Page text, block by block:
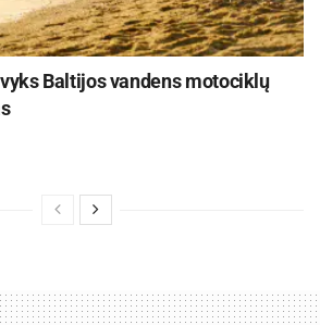
komandą sudaro Dalia
Simonaitytė, Vytautas
Bespalovas.
Baltijos vandens motociklų